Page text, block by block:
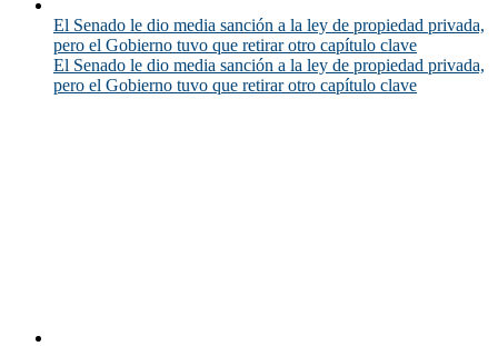
El Senado le dio media sanción a la ley de propiedad privada,
pero el Gobierno tuvo que retirar otro capítulo clave
El Senado le dio media sanción a la ley de propiedad privada,
pero el Gobierno tuvo que retirar otro capítulo clave